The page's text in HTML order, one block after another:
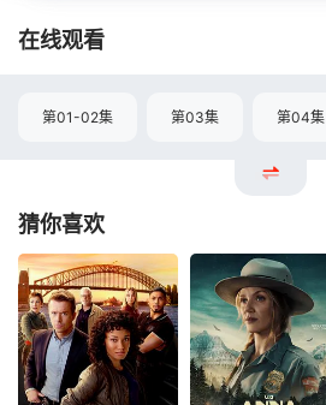
在线观看
第01-02集 第03集 第04集
猜你喜欢